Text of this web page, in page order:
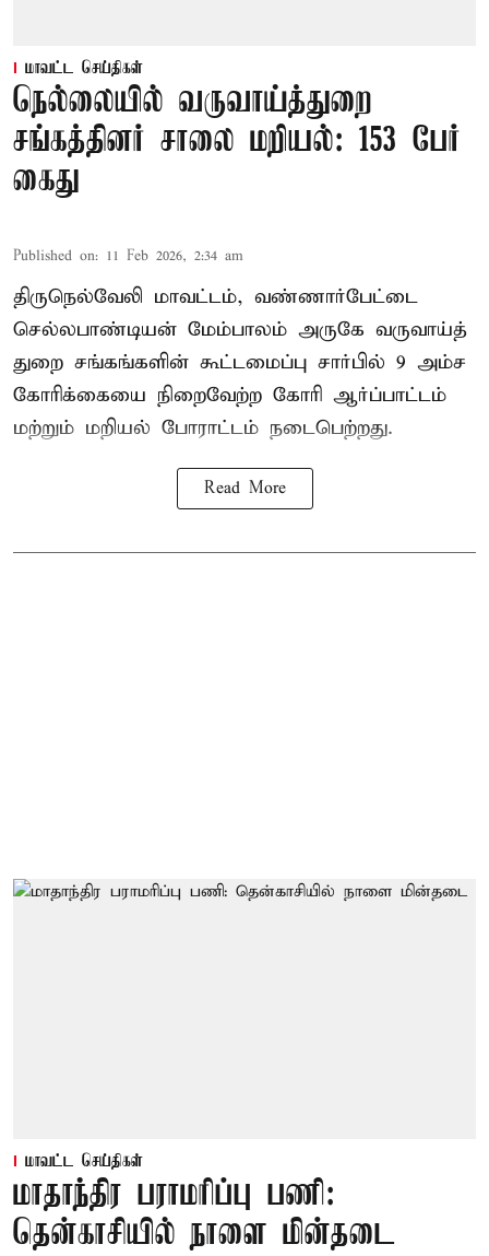
மாவட்ட செய்திகள்
நெல்லையில் வருவாய்த்துறை
சங்கத்தினர் சாலை மறியல்: 153 பேர்
கைது
Published on: 11 Feb 2026, 2:34 am
திருநெல்வேலி மாவட்டம், வண்ணார்பேட்டை
செல்லபாண்டியன் மேம்பாலம் அருகே வருவாய்த்
துறை சங்கங்களின் கூட்டமைப்பு சார்பில் 9 அம்ச
கோரிக்கையை நிறைவேற்ற கோரி ஆர்ப்பாட்டம்
மற்றும் மறியல் போராட்டம் நடைபெற்றது.
Read More
மாவட்ட செய்திகள்
மாதாந்திர பராமரிப்பு பணி:
தென்காசியில் நாளை மின்தடை